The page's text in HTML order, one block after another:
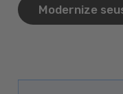
Modernize